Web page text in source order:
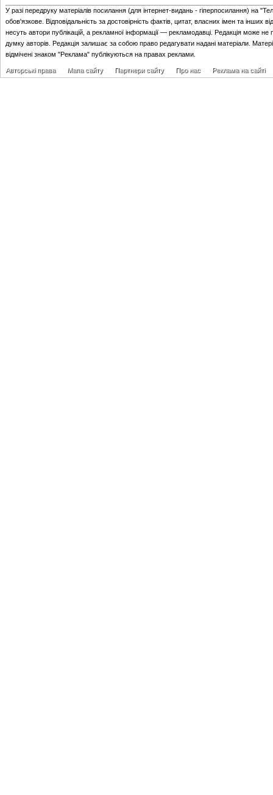
У разі передруку матеріалів посилання (для iнтернет-видань - гiперпосилання) на
обов'язкове. Відповідальність за достовірність фактів, цитат, власних імен та інших
несуть автори публікацій, а рекламної інформації — рекламодавці. Редакція може не
думку авторів. Редакція залишає за собою право редагувати надані матеріали.
відмічені знаком "Реклама" публікуються на правах реклами.
Авторські права Мапа сайту Партнери сайту Про нас Реклама на сайті